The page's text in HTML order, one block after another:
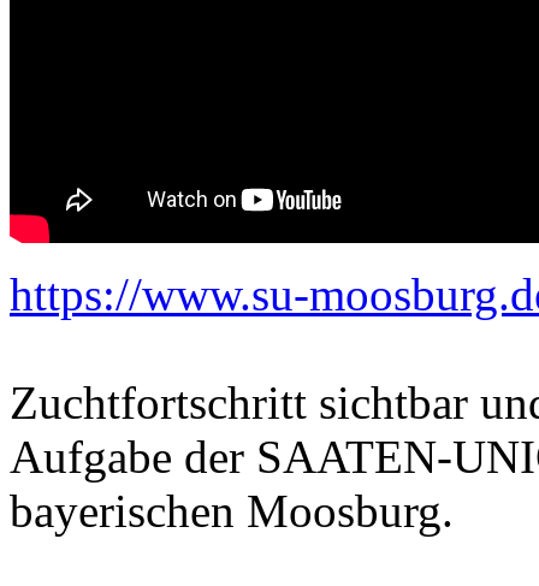
https://www.su-
Zuchtfortschritt sichtbar
Aufgabe der SAATEN-
bayerischen Moosburg.